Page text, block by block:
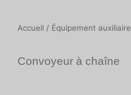
Accueil / Équipement auxiliaire
Convoyeur à chaîne